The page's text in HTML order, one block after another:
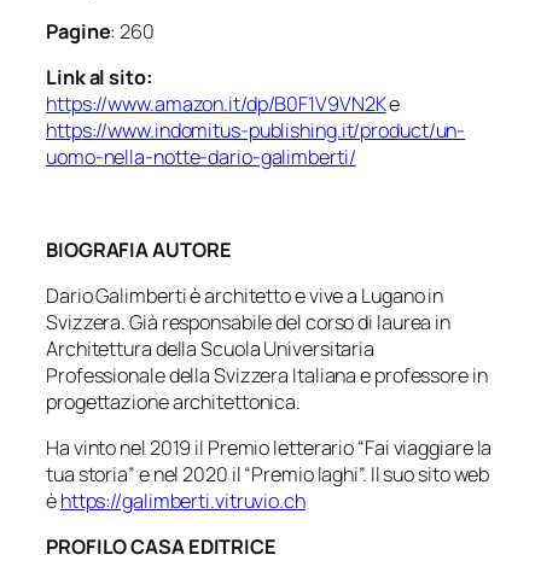
Pagine: 260
Link al sito:
https://www.amazon.it/dp/B0F1V9VN2Ke
https://www.indomitus-publishing.it/product/un-
uomo-nella-notte-dario-galimberti/
BIOGRAFIA AUTORE
Dario Galimberti è architetto e vive a Lugano in
Svizzera. Già responsabile del corso di laurea in
Architettura della Scuola Universitaria
Professionale della Svizzera Italiana e professore in
progettazione architettonica.
Ha vinto nel 2019 il Premio letterario “Fai viaggiare la
tua storia” e nel 2020 il “Premio laghi”. Il suo sito web
èhttps://galimberti.vitruvio.ch
PROFILO CASA EDITRICE